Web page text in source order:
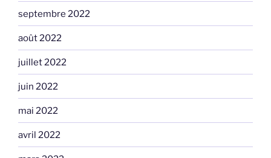
septembre 2022
août 2022
juillet 2022
juin 2022
mai 2022
avril 2022